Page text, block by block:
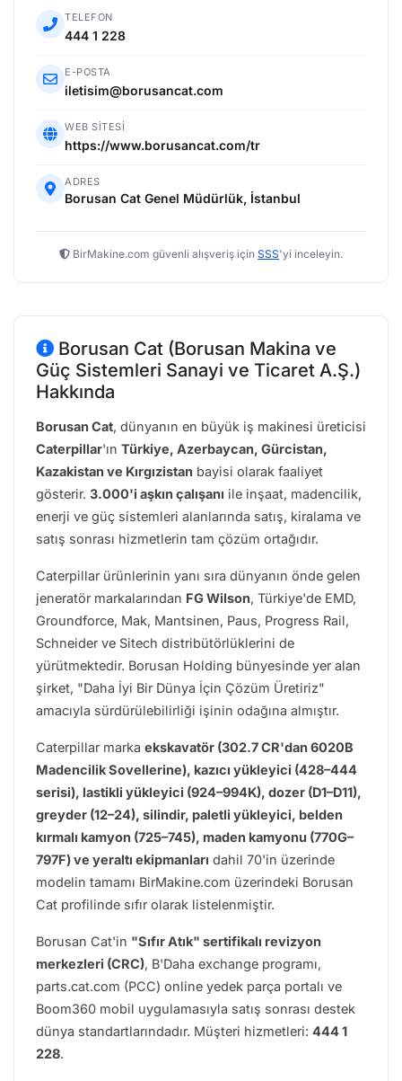
TELEFON
444 1 228
E-POSTA
iletisim@borusancat.com
WEB SITESI
https://www.borusancat.com/tr
ADRES
Borusan Cat Genel Müdürlük, İstanbul
BirMakine.com güvenli alışveriş için SSS'yi inceleyin.
Borusan Cat (Borusan Makina ve
Güç Sistemleri Sanayi ve Ticaret A.Ş.)
Hakkında
Borusan Cat, dünyanın en büyük iş makinesi üreticisi
Caterpillar'ın Türkiye, Azerbaycan, Gürcistan,
Kazakistan ve Kırgızistan bayisi olarak faaliyet
gösterir. 3.000'i aşkın çalışanı ile inşaat, madencilik,
enerji ve güç sistemleri alanlarında satış, kiralama ve
satış sonrası hizmetlerin tam çözüm ortağıdır.
Caterpillar ürünlerinin yanı sıra dünyanın önde gelen
jeneratör markalarından FG Wilson, Türkiye'de EMD,
Groundforce, Mak, Mantsinen, Paus, Progress Rail,
Schneider ve Sitech distribütörlüklerini de
yürütmektedir. Borusan Holding bünyesinde yer alan
şirket, "Daha İyi Bir Dünya İçin Çözüm Üretiriz"
amacıyla sürdürülebilirliği işinin odağına almıştır.
Caterpillar marka ekskavatör (302.7 CR'dan 6020B
Madencilik Sovellerine), kazıcı yükleyici (428–444
serisi), lastikli yükleyici (924–994K), dozer (D1–D11),
greyder (12–24), silindir, paletli yükleyici, belden
kırmalı kamyon (725–745), maden kamyonu (770G–
797F) ve yeraltı ekipmanları dahil 70'in üzerinde
modelin tamamı BirMakine.com üzerindeki Borusan
Cat profilinde sıfır olarak listelenmiştir.
Borusan Cat'in "Sıfır Atık" sertifikalı revizyon
merkezleri (CRC), B'Daha exchange programı,
parts.cat.com (PCC) online yedek parça portalı ve
Boom360 mobil uygulamasıyla satış sonrası destek
dünya standartlarındadır. Müşteri hizmetleri: 444 1
228.